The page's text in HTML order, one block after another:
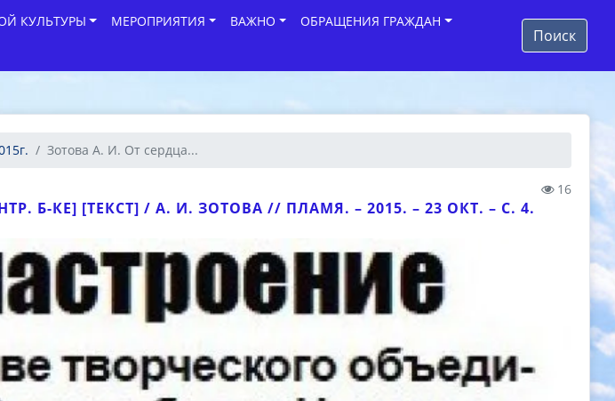
КУЛЬТУРЫ МЕРОПРИЯТИЯ ВАЖНО
ОБРАЩЕНИЯ ГРАЖДАН
Поиск
Зотова А. И. От сердца...
16
Б-КЕ] [ТЕКСТ] / А. И. ЗОТОВА // ПЛАМЯ. – 2015. – 23 ОКТ. – С. 4.